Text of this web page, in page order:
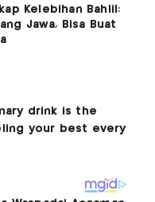
Kelebihan Bahlil:
Jawa, Bisa Buat